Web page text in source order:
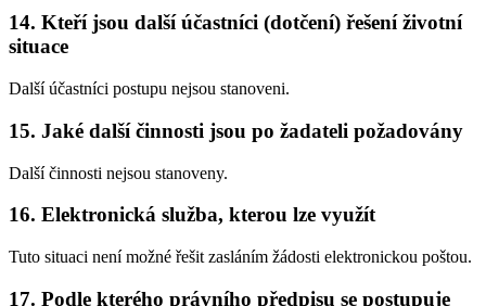
14. Kteří jsou další účastníci (dotčení) řešení životní
situace
Další účastníci postupu nejsou stanoveni.
15. Jaké další činnosti jsou po žadateli požadovány
Další činnosti nejsou stanoveny.
16. Elektronická služba, kterou lze využít
Tuto situaci není možné řešit zasláním žádosti elektronickou poštou.
17. Podle kterého právního předpisu se postupuje